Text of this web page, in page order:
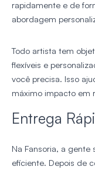
rapidamente e de
abordagem
Todo artista tem
flexíveis e
você precisa. Isso
máximo impacto em
Entrega
Na Fansoria, a
eficiente. Depois de